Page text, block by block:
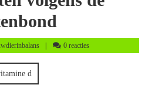
uwdierinbalans
0 reacties
d